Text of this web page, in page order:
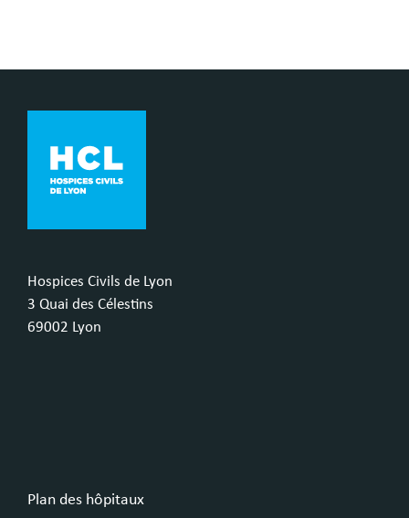
Hospices Civils de Lyon
3 Quai des Célestins
69002 Lyon
Plan des hôpitaux